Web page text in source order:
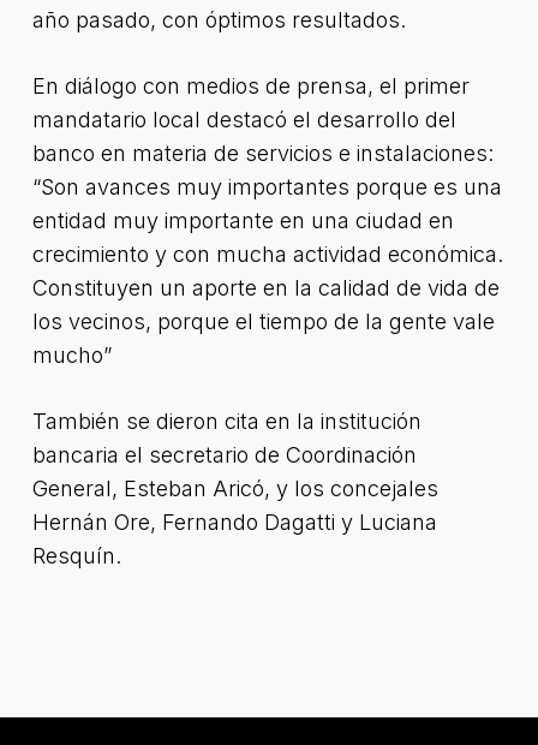
año pasado, con óptimos resultados.
En diálogo con medios de prensa, el primer
mandatario local destacó el desarrollo del
banco en materia de servicios e instalaciones:
“Son avances muy importantes porque es una
entidad muy importante en una ciudad en
crecimiento y con mucha actividad económica.
Constituyen un aporte en la calidad de vida de
los vecinos, porque el tiempo de la gente vale
mucho”
También se dieron cita en la institución
bancaria el secretario de Coordinación
General, Esteban Aricó, y los concejales
Hernán Ore, Fernando Dagatti y Luciana
Resquín.